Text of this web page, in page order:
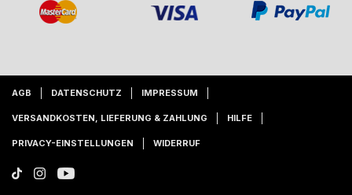
AGB DATENSCHUTZ IMPRESSUM
VERSANDKOSTEN, LIEFERUNG & ZAHLUNG HILFE
PRIVACY-EINSTELLUNGEN WIDERRUF